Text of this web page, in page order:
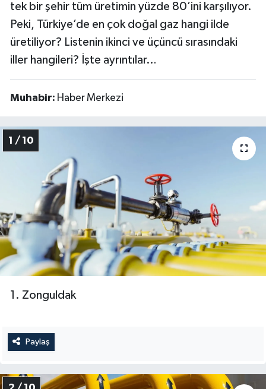
tek bir şehir tüm üretimin yüzde 80’ini karşılıyor.
Peki, Türkiye’de en çok doğal gaz hangi ilde
üretiliyor? Listenin ikinci ve üçüncü sırasındaki
iller hangileri? İşte ayrıntılar…
Muhabir: Haber Merkezi
1 / 10
1. Zonguldak
Paylaş